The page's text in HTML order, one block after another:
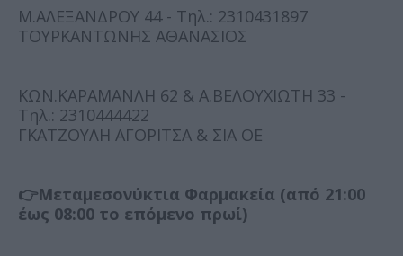
Μ.ΑΛΕΞΑΝΔΡΟΥ 44 - Τηλ.: 2310431897
ΤΟΥΡΚΑΝΤΩΝΗΣ ΑΘΑΝΑΣΙΟΣ
ΚΩΝ.ΚΑΡΑΜΑΝΛΗ 62 & Α.ΒΕΛΟΥΧΙΩΤΗ 33 -
Τηλ.: 2310444422
ΓΚΑΤΖΟΥΛΗ ΑΓΟΡΙΤΣΑ & ΣΙΑ ΟΕ
👉Μεταμεσονύκτια Φαρμακεία (από 21:00
έως 08:00 το επόμενο πρωί)